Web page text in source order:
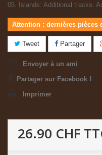
05. Islands: Additional tracks:
Attention : dernières pièces
Tweet Partager
Envoyer à un ami
Partager sur Facebook !
Imprimer
26.90 CHF